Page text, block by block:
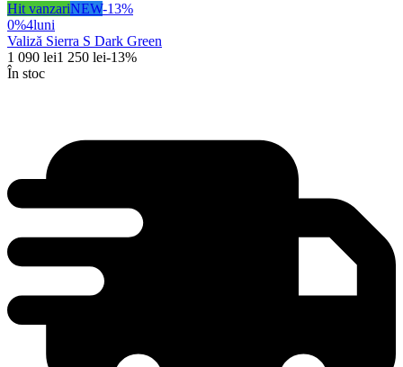
Hit vanzariNEW-13%
0%4luni
Valiză Sierra S Dark Green
1 090 lei1 250 lei-13%
În stoc